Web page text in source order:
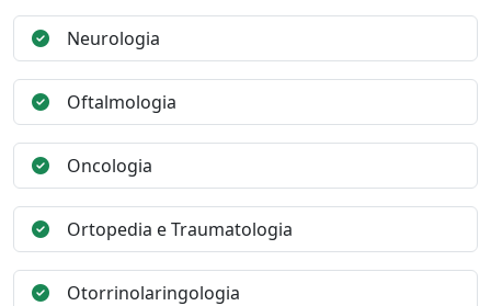
Neurologia
Oftalmologia
Oncologia
Ortopedia e Traumatologia
Otorrinolaringologia